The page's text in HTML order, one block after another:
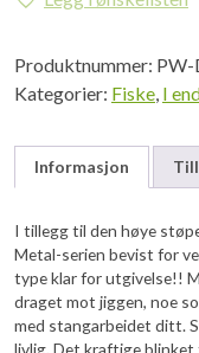
Cast
30G
antall
Produktnummer:
Kategorier: Fiske, I
Informasjon
I tillegg til den høye
Metal-serien bevist for
type klar for utgivelse!!
draget mot jiggen, noe
med stangarbeidet ditt.
livlig. Det kraftige